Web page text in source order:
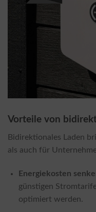
Vorteile von
Bidirektionales Laden
als auch für
Energiekosten
günstigen
optimiert werden.